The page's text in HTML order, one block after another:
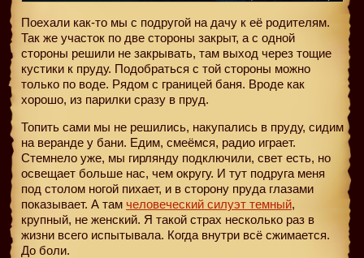
Поехали как-то мы с подругой на дачу к её родителям.
Так же участок по две стороны закрыт, а с одной
стороны решили не закрывать, там выход через тощие
кустики к пруду. Подобраться с той стороны можно
только по воде. Рядом с границей баня. Вроде как
хорошо, из парилки сразу в пруд.
Топить сами мы не решились, накупались в пруду, сидим
на веранде у бани. Едим, смеёмся, радио играет.
Стемнело уже, мы гирлянду подключили, свет есть, но
освещает больше нас, чем округу. И тут подруга меня
под столом ногой пихает, и в сторону пруда глазами
показывает. А там человеческий силуэт темный,
крупный, не женский. Я такой страх несколько раз в
жизни всего испытывала. Когда внутри всё сжимается.
До боли.